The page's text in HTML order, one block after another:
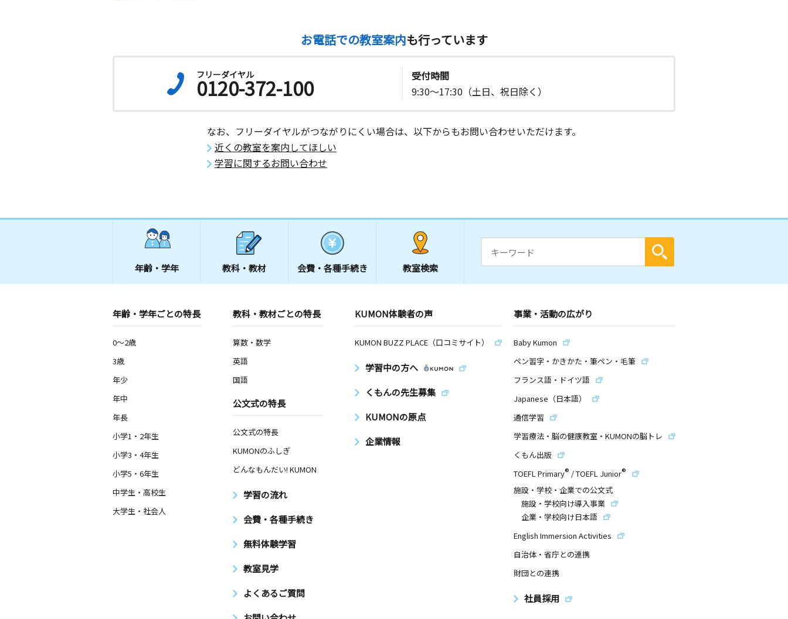
お電話での教室案内も行っています
フリーダイヤル
0120-372-100
受付時間
9:30～17:30（土日、祝日除く）
なお、フリーダイヤルがつながりにくい場合は、以下からもお問い合わせいただけます。
近くの教室を案内してほしい
学習に関するお問い合わせ
年齢・学年 教科・教材 会費・ 各種手続き 教室検索
年齢・学年ごとの特長
0～2歳
3歳
年少
年中
年長
小学1・2年生
小学3・4年生
小学5・6年生
中学生・高校生
大学生・社会人
教科・教材ごとの特長
算数・数学
英語
国語
公文式の特長
公文式の特長
KUMONのふしぎ
どんなもんだい! KUMON
学習の流れ
会費・各種手続き
無料体験学習
教室見学
よくあるご質問
KUMON体験者の声
KUMON BUZZ PLACE（口コミサイト）
学習中の方へ
くもんの先生募集
KUMONの原点
企業情報
事業・活動の広がり
Baby Kumon
ペン習字・かきかた・筆ペン・毛筆
フランス語・ドイツ語
Japanese（日本語）
通信学習
学習療法・脳の健康教室・KUMONの脳トレ
くもん出版
TOEFL Primary® /TOEFL Junior®
施設・学校・企業での公文式
施設・学校向け導入事業
企業・学校向け日本語
English Immersion Activities
自治体・省庁との連携
財団との連携
社員採用